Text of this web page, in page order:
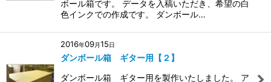
ボール箱です。 データを入稿いただき、希望の白
色インクでの作成です。 ダンボール…
2016年09月15日
ダンボール箱 ギター用【２】
ダンボール箱 ギター用を製作いたしました。 ア